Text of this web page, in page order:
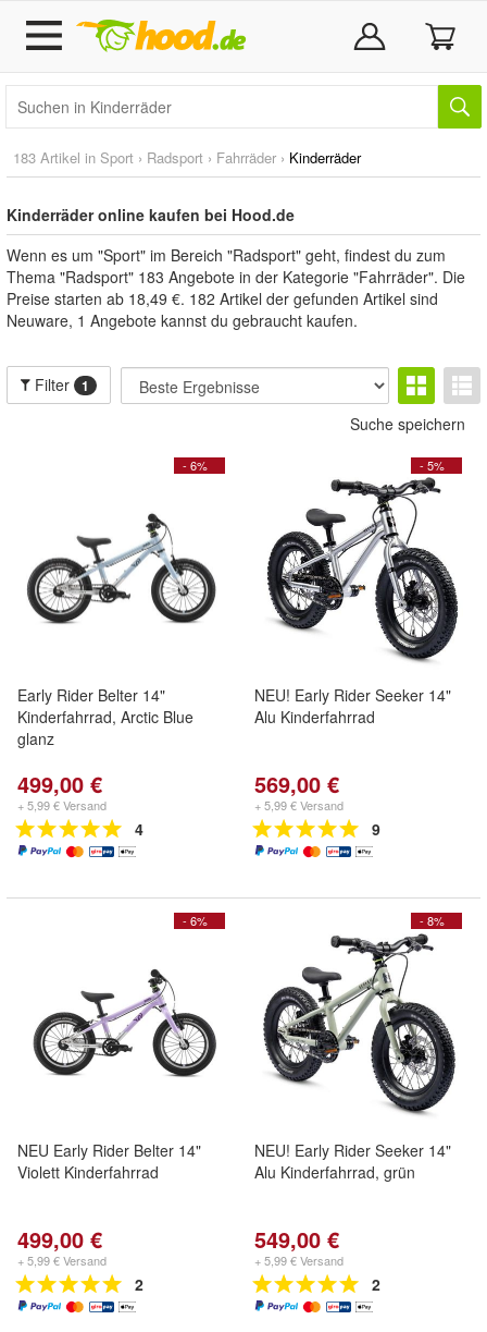
183 Artikel in Sport › Radsport › Fahrräder › Kinderräder
Kinderräder online kaufen bei Hood.de
Wenn es um "Sport" im Bereich "Radsport" geht, findest du zum
Thema "Radsport" 183 Angebote in der Kategorie "Fahrräder". Die
Preise starten ab 18,49 €. 182 Artikel der gefunden Artikel sind
Neuware, 1 Angebote kannst du gebraucht kaufen.
Filter 1
Suche speichern
- 6%
Early Rider Belter 14"
Kinderfahrrad, Arctic Blue
glanz
499,00 €
+ 5,99 € Versand
4
- 5%
NEU! Early Rider Seeker 14"
Alu Kinderfahrrad
569,00 €
+ 5,99 € Versand
9
- 6%
NEU Early Rider Belter 14"
Violett Kinderfahrrad
499,00 €
+ 5,99 € Versand
2
- 8%
NEU! Early Rider Seeker 14"
Alu Kinderfahrrad, grün
549,00 €
+ 5,99 € Versand
2